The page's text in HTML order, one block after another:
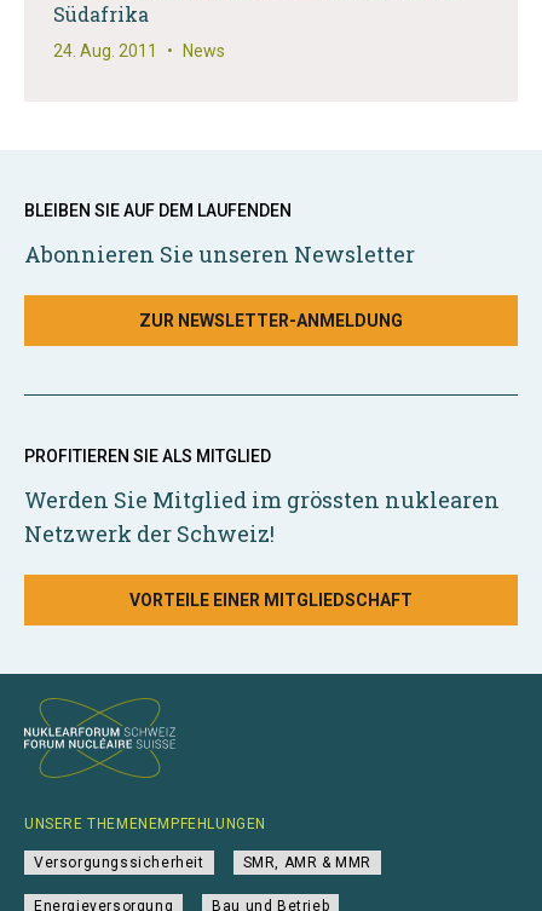
Südafrika
24. Aug. 2011 • News
BLEIBEN SIE AUF DEM LAUFENDEN
Abonnieren Sie unseren Newsletter
ZUR NEWSLETTER-ANMELDUNG
PROFITIEREN SIE ALS MITGLIED
Werden Sie Mitglied im grössten nuklearen
Netzwerk der Schweiz!
VORTEILE EINER MITGLIEDSCHAFT
UNSERE THEMENEMPFEHLUNGEN
Versorgungssicherheit SMR, AMR & MMR
Energieversorgung Bau und Betrieb